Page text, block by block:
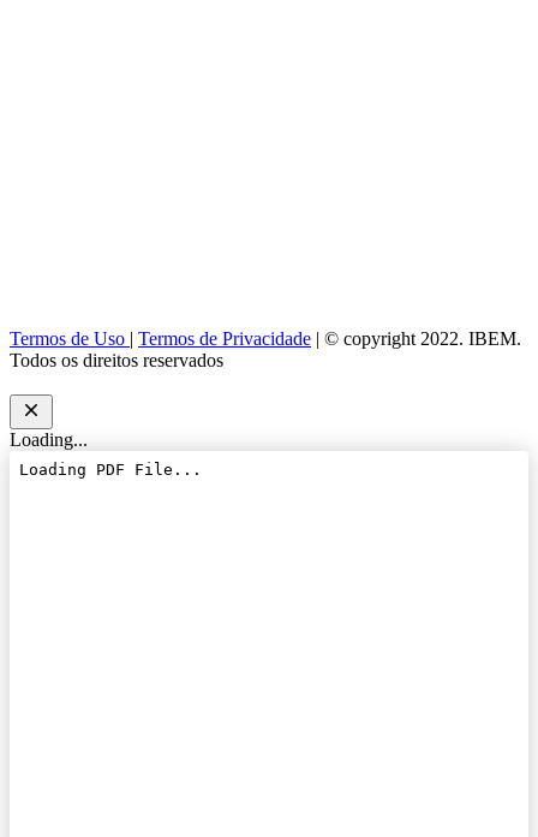
Termos de Uso | Termos de Privacidade | © copyright 2022. IBEM.
Todos os direitos reservados
Loading...